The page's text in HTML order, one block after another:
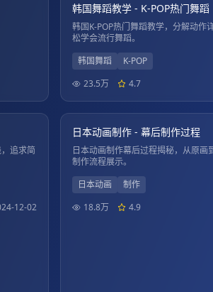
韩国舞蹈教学 - K-POP热门舞蹈
韩国K-POP热门舞蹈教学，分解动作
松学会流行舞蹈。
韩国舞蹈
K-POP
23.5万
4.7
01:22:20
追求简
12-02
4K
日本动画制作 - 幕后制作过程
日本动画制作幕后过程揭秘，从原画
制作流程展示。
日本动画
制作
18.8万
4.9